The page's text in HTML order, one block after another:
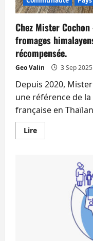
Chez Mister
fromages
récompensée.
Geo Valin 3 Sep 2025
Depuis 2020,
une référence de
française en
LireEn
savoir
charcuterie
fromages
himalayens